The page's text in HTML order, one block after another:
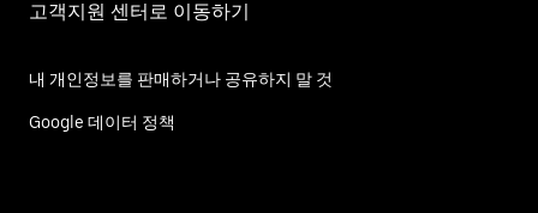
고객지원 센터로 이동하기
내 개인정보를 판매하거나 공유하지 말 것
Google 데이터 정책